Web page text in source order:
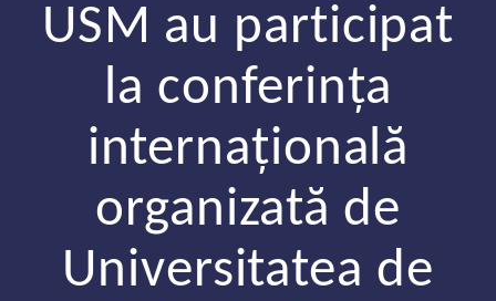
USM au participat
la conferința
internațională
organizată de
Universitatea de